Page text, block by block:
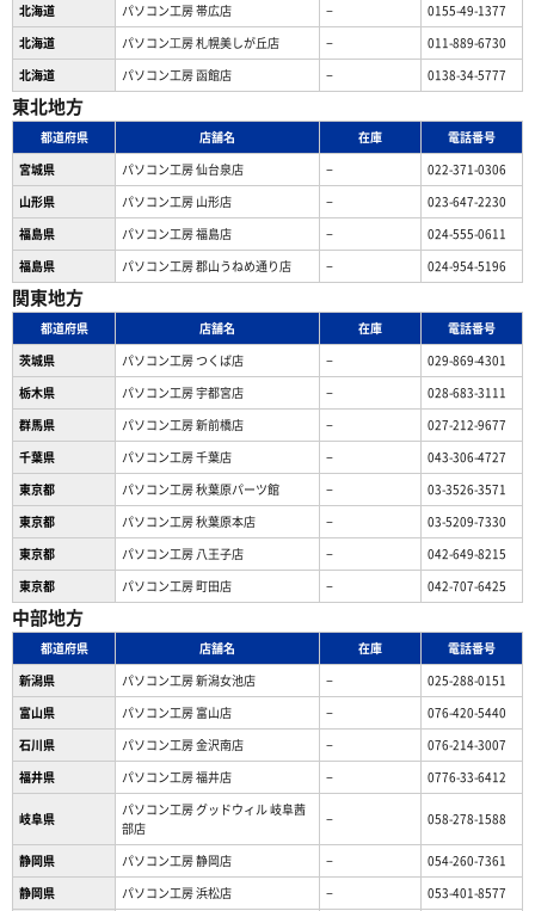
北海道
パソコン工房 帯広店 −
0155-49-1377
北海道
パソコン⼯房 札幌美しが丘店 −
011-889-6730
北海道
パソコン工房 函館店 − 0138-34-5777
東北地方
都道府県 店舗名 在庫
電話番号
宮城県
パソコン工房 仙台泉店 −
022-371-0306
山形県
パソコン工房 山形店 −
023-647-2230
福島県
パソコン工房 福島店 −
024-555-0611
福島県
パソコン工房 郡山うねめ通り店 − 024-954-5196
関東地方
都道府県 店舗名 在庫
電話番号
茨城県
パソコン工房 つくば店 −
029-869-4301
栃木県
パソコン工房 宇都宮店 −
028-683-3111
群馬県
パソコン工房 新前橋店 −
027-212-9677
千葉県
パソコン工房 千葉店 −
043-306-4727
東京都
パソコン工房 秋葉原パーツ館 −
03-3526-3571
東京都
パソコン工房 秋葉原本店 −
03-5209-7330
東京都
パソコン工房 八王子店 −
042-649-8215
東京都
パソコン工房 町田店 − 042-707-6425
中部地方
都道府県 店舗名 在庫
電話番号
新潟県
パソコン工房 新潟女池店 −
025-288-0151
富山県
パソコン工房 富山店 −
076-420-5440
石川県
パソコン工房 金沢南店 −
076-214-3007
福井県
パソコン工房 福井店 − 0776-33-6412
岐阜県
パソコン工房 グッドウィル 岐阜茜
部店
− 058-278-1588
静岡県 パソコン工房 静岡店 −
054-260-7361
静岡県
パソコン工房 浜松店 − 053-401-8577